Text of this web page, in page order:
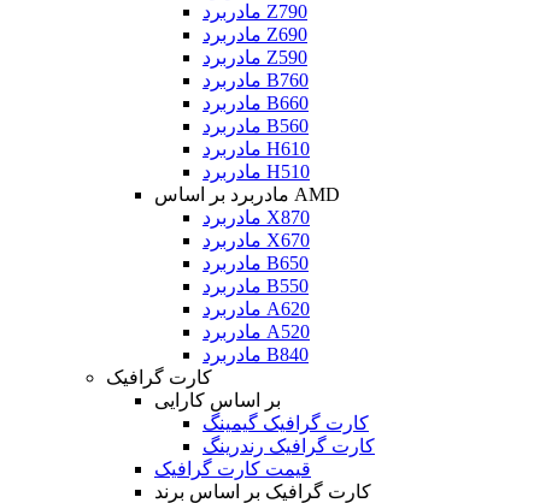
مادربرد Z790
مادربرد Z690
مادربرد Z590
مادربرد B760
مادربرد B660
مادربرد B560
مادربرد H610
مادربرد H510
مادربرد بر اساس AMD
مادربرد X870
مادربرد X670
مادربرد B650
مادربرد B550
مادربرد A620
مادربرد A520
مادربرد B840
کارت گرافیک
بر اساس کارایی
کارت گرافیک گیمینگ
کارت گرافیک رندرینگ
قیمت کارت گرافیک
کارت گرافیک بر اساس برند